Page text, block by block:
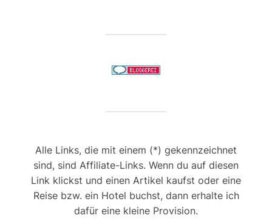
Alle Links, die mit einem (*) gekennzeichnet
sind, sind Affiliate-Links. Wenn du auf diesen
Link klickst und einen Artikel kaufst oder eine
Reise bzw. ein Hotel buchst, dann erhalte ich
dafür eine kleine Provision.